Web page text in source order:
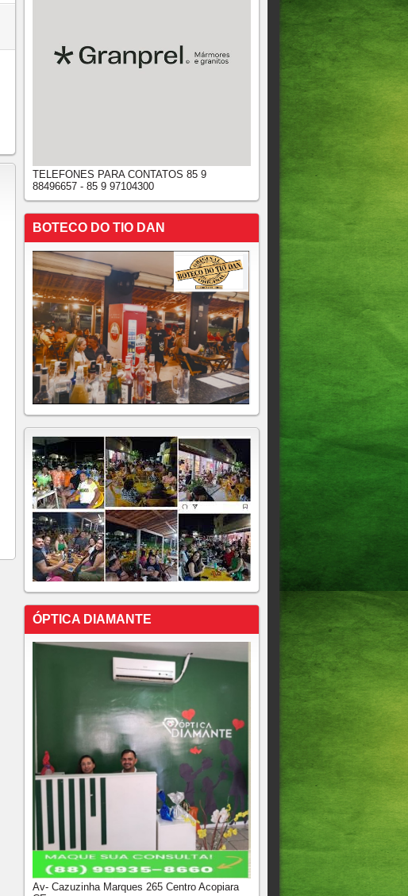
TELEFONES PARA CONTATOS 85 9
88496657 - 85 9 97104300
BOTECO DO TIO DAN
ÓPTICA DIAMANTE
Av- Cazuzinha Marques 265 Centro Acopiara